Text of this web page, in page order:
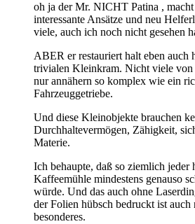
oh ja der Mr. NICHT Patina , macht
interessante Ansätze und neu
viele, auch ich noch nicht gesehen
ABER er restauriert halt eben auch
trivialen Kleinkram. Nicht viele von
nur annähern so komplex wie ein
Fahrzeuggetriebe.
Und diese Kleinobjekte brauchen
Durchhaltevermögen, Zähigkeit,
Materie.
Ich behaupte, daß so ziemlich jeder
Kaffeemühle mindestens genauso
würde. Und das auch ohne
der Folien hübsch bedruckt ist
besonderes.